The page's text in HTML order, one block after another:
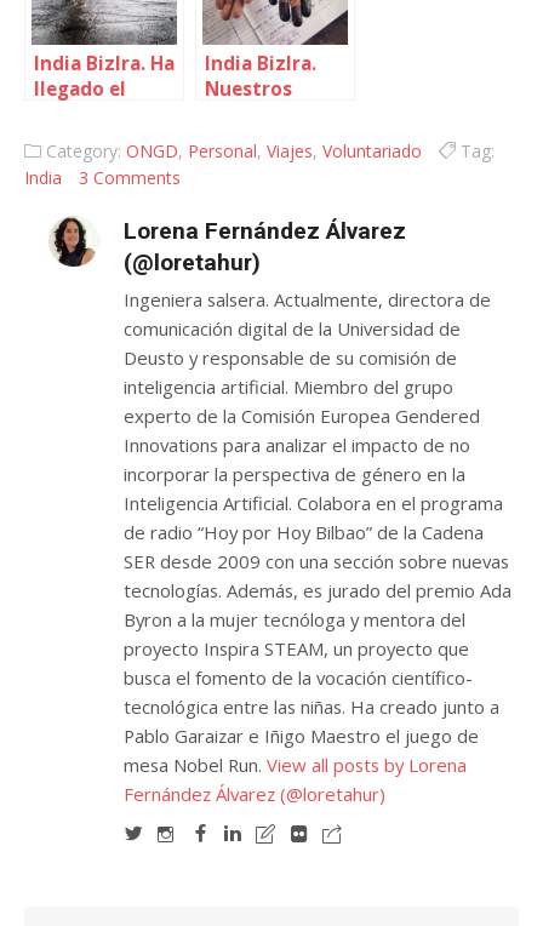
India BizIra. Ha
llegado el
India BizIra.
Nuestros
Category: ONGD, Personal, Viajes, Voluntariado
Tag:
India
3 Comments
Lorena Fernández Álvarez
(@loretahur)
Ingeniera salsera. Actualmente, directora de
comunicación digital de la Universidad de
Deusto y responsable de su comisión de
inteligencia artificial. Miembro del grupo
experto de la Comisión Europea Gendered
Innovations para analizar el impacto de no
incorporar la perspectiva de género en la
Inteligencia Artificial. Colabora en el programa
de radio “Hoy por Hoy Bilbao” de la Cadena
SER desde 2009 con una sección sobre nuevas
tecnologías. Además, es jurado del premio Ada
Byron a la mujer tecnóloga y mentora del
proyecto Inspira STEAM, un proyecto que
busca el fomento de la vocación científico-
tecnológica entre las niñas. Ha creado junto a
Pablo Garaizar e Iñigo Maestro el juego de
mesa Nobel Run. View all posts by Lorena
Fernández Álvarez (@loretahur)